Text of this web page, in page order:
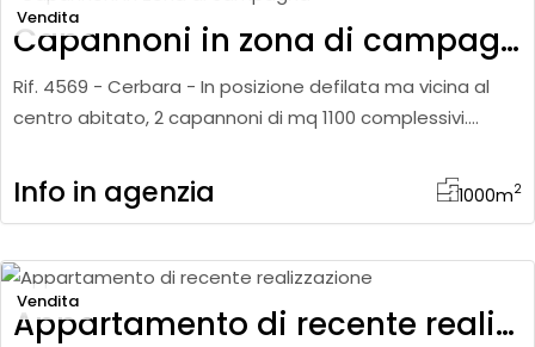
Vendita
Capannoni in zona di campagna
Rif. 4569 - Cerbara - In posizione defilata ma vicina al
centro abitato, 2 capannoni di mq 1100 complessivi.
Info in agenzia 1000m2
Vendita
Appartamento di recente realizzazione